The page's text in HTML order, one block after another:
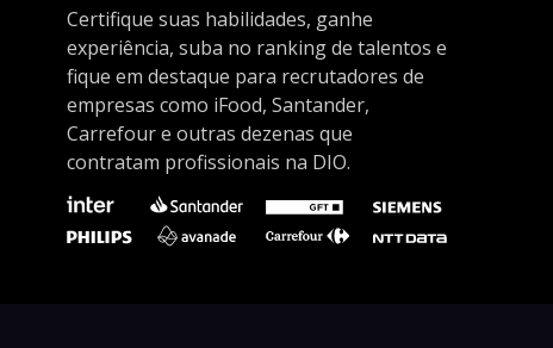
Certifique suas habilidades, ganhe
experiência, suba no ranking de talentos e
fique em destaque para recrutadores de
empresas como iFood, Santander,
Carrefour e outras dezenas que
contratam profissionais na DIO.